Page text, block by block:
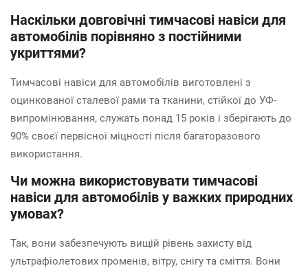
Наскільки довговічні тимчасові навіси для
автомобілів порівняно з постійними
укриттями?
Тимчасові навіси для автомобілів виготовлені з
оцинкованої сталевої рами та тканини, стійкої до УФ-
випромінювання, служать понад 15 років і зберігають до
90% своєї первісної міцності після багаторазового
використання.
Чи можна використовувати тимчасові
навіси для автомобілів у важких природних
умовах?
Так, вони забезпечують вищій рівень захисту від
ультрафіолетових променів, вітру, снігу та сміття. Вони